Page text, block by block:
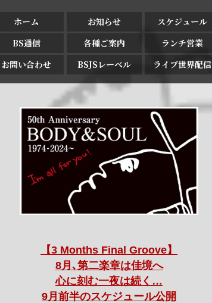
ホーム お知らせ スケジュール
BS通信
各種ご案内 ランチ営業
お問い合わせ
BSJSレーベル ライブ世界配信
【3 Months Final Groove】
8月､第二楽章は佳境へ
心に刻む一夜は続く…
9月前半のスケジュール公開